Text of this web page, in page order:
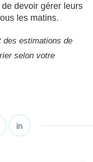
devoir gérer leurs
les matins.
des estimations de
selon votre